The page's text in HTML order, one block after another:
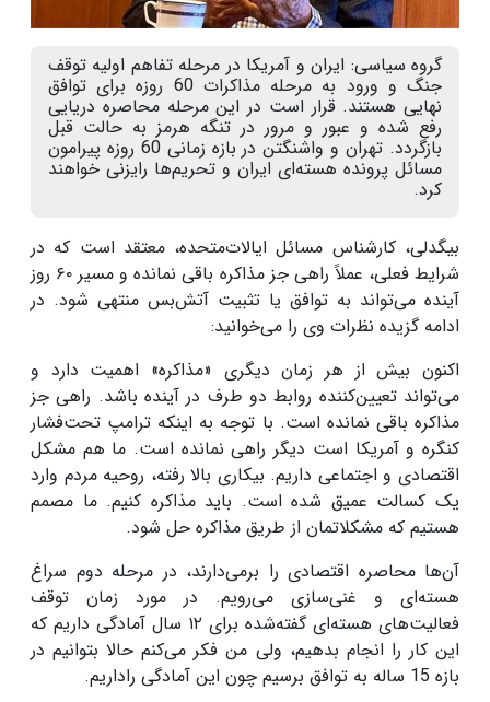
گروه سیاسی: ایران و آمریکا در مرحله تفاهم اولیه توقف
جنگ و ورود به مرحله مذاکرات 60 روزه برای توافق
نهایی هستند. قرار است در این مرحله محاصره دریایی
رفع شده و عبور و مرور در تنگه هرمز به حالت قبل
بازگردد. تهران و واشنگتن در بازه زمانی 60 روزه پیرامون
مسائل پرونده هسته‌ای ایران و تحریم‌ها رایزنی خواهند
کرد.
بیگدلی، کارشناس مسائل ایالات‌متحده، معتقد است که در
شرایط فعلی، عملاً راهی جز مذاکره باقی نمانده و مسیر ۶۰ روز
آینده می‌تواند به توافق یا تثبیت آتش‌بس منتهی شود. در
ادامه گزیده نظرات وی را می‌خوانید:
اکنون بیش از هر زمان دیگری «مذاکره» اهمیت دارد و
می‌تواند تعیین‌کننده روابط دو طرف در آینده باشد. راهی جز
مذاکره باقی نمانده است. با توجه به اینکه ترامپ تحت‌فشار
کنگره و آمریکا است دیگر راهی نمانده است. ما هم مشکل
اقتصادی و اجتماعی داریم. بیکاری بالا رفته، روحیه مردم وارد
یک کسالت عمیق شده است. باید مذاکره کنیم. ما مصمم
هستیم که مشکلاتمان از طریق مذاکره حل شود.
آن‌ها محاصره اقتصادی را برمی‌دارند، در مرحله دوم سراغ
هسته‌ای و غنی‌سازی می‌رویم. در مورد زمان توقف
فعالیت‌های هسته‌ای گفته‌شده برای ۱۲ سال آمادگی داریم که
این کار را انجام بدهیم، ولی من فکر می‌کنم حالا بتوانیم در
بازه 15 ساله به توافق برسیم چون این آمادگی راداریم
.